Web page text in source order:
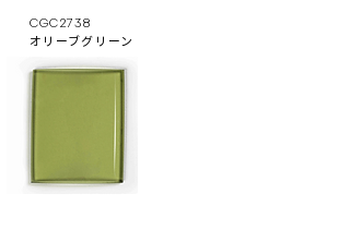
CGC2738
オリーブグリーン